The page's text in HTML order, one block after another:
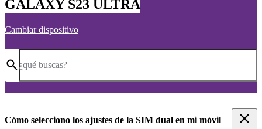
GALAXY S23 ULTRA
Cambiar dispositivo
¿qué buscas?
Cómo selecciono los ajustes de la SIM dual en mi móvil